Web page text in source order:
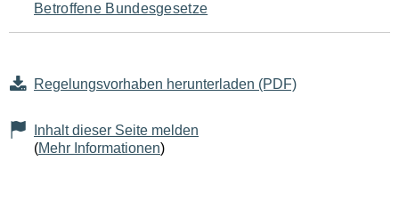
Betroffene Bundesgesetze
Regelungsvorhaben herunterladen (PDF)
Inhalt dieser Seite melden
(Mehr Informationen)